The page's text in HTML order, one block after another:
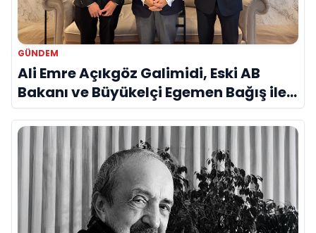
GÜNDEM
Ali Emre Açıkgöz Galimidi, Eski AB
Bakanı ve Büyükelçi Egemen Bağış ile
Bir Araya Geldi